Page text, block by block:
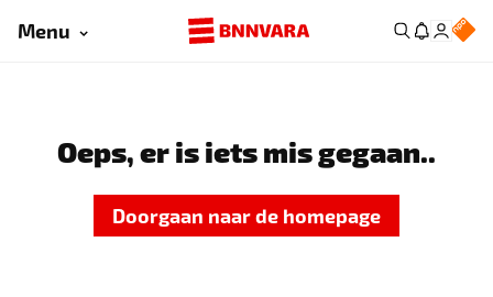
Menu
Oeps, er is iets mis gegaan..
Doorgaan naar de homepage